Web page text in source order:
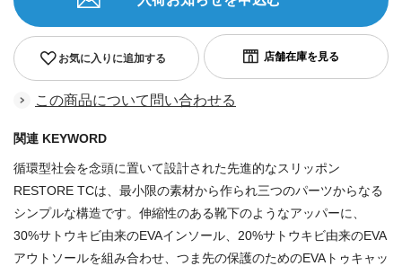
お気に入りに追加する
この商品について問い合わせる
関連 KEYWORD
循環型社会を念頭に置いて設計された先進的なスリッポン
RESTORE TCは、最小限の素材から作られ三つのパーツからなる
シンプルな構造です。伸縮性のある靴下のようなアッパーに、
30%サトウキビ由来のEVAインソール、20%サトウキビ由来のEVA
アウトソールを組み合わせ、つま先の保護のためのEVAトゥキャッ